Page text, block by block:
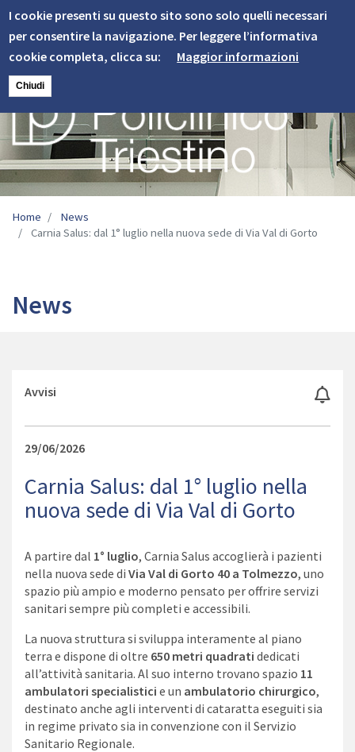
Informativa
Cookie
I cookie presenti su questo sito sono solo quelli necessari
per consentire la navigazione. Per leggere l’informativa
cookie completa, clicca su:
Maggior informazioni
Chiudi
Skip
main
content
Image
Home
News
Carnia Salus: dal 1° luglio nella nuova sede di Via Val di Gorto
News
Avvisi
29/06/2026
Carnia Salus: dal 1° luglio nella
nuova sede di Via Val di Gorto
A partire dal 1° luglio, Carnia Salus accoglierà i pazienti
nella nuova sede di Via Val di Gorto 40 a Tolmezzo, uno
spazio più ampio e moderno pensato per offrire servizi
sanitari sempre più completi e accessibili.
La nuova struttura si sviluppa interamente al piano
terra e dispone di oltre 650 metri quadrati dedicati
all’attività sanitaria. Al suo interno trovano spazio 11
ambulatori specialistici e un ambulatorio chirurgico,
destinato anche agli interventi di cataratta eseguiti sia
in regime privato sia in convenzione con il Servizio
Sanitario Regionale.